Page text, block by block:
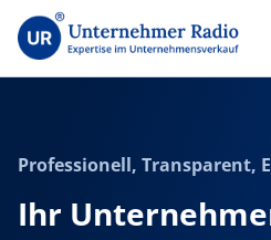
Unternehmensverkauf
NRW
Professionell, Transparent,
Ihr